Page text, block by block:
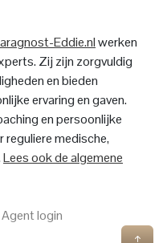
Eddie.nlwerken
Zij zijn zorgvuldig
en bieden
ervaring en gaven.
en persoonlijke
reguliere medische,
Lees ook de algemene
Agent login